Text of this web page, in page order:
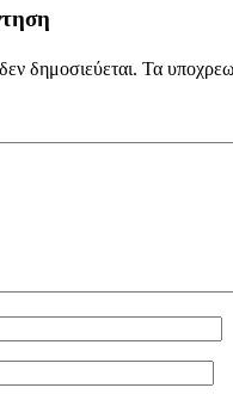
δημοσιεύεται. Τα